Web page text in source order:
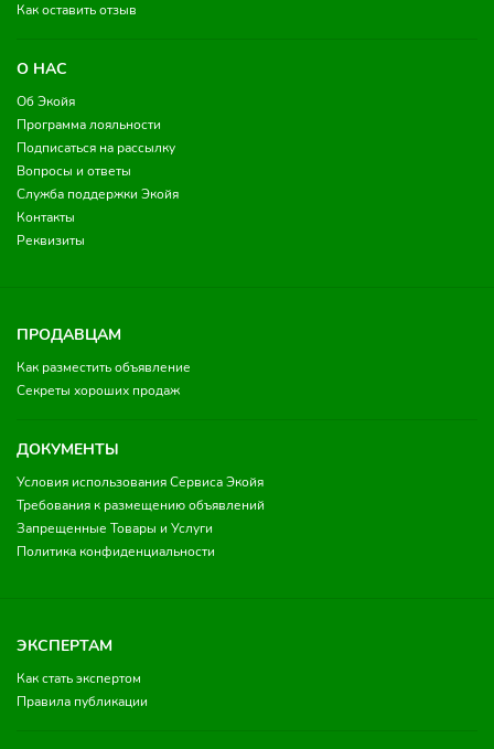
Как оставить отзыв
О НАС
Об Экойя
Программа лояльности
Подписаться на рассылку
Вопросы и ответы
Служба поддержки Экойя
Контакты
Реквизиты
ПРОДАВЦАМ
Как разместить объявление
Секреты хороших продаж
ДОКУМЕНТЫ
Условия использования Сервиса Экойя
Требования к размещению объявлений
Запрещенные Товары и Услуги
Политика конфиденциальности
ЭКСПЕРТАМ
Как стать экспертом
Правила публикации